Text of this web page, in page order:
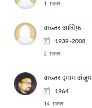
1 ग़ज़ल
अख़्तर आसिफ़
1939 -2008
2 ग़ज़ल
अख़्तर इमाम अंजुम
1964
14 ग़ज़ल